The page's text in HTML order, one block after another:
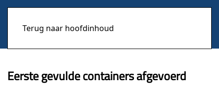
Terug naar hoofdinhoud
Eerste gevulde containers afgevoerd